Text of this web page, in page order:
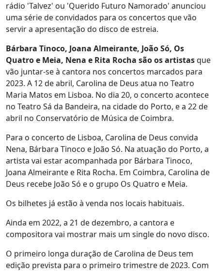
rádio 'Talvez' ou 'Querido Futuro Namorado' anunciou
uma série de convidados para os concertos que vão
servir a apresentação do disco de estreia.
Bárbara Tinoco, Joana Almeirante, João Só, Os
Quatro e Meia, Nena e Rita Rocha são os artistasque
vão juntar-se à cantora nos concertos marcados para
2023. A 12 de abril, Carolina de Deus atua no Teatro
Maria Matos em Lisboa. No dia 20, o concerto acontece
no Teatro Sá da Bandeira, na cidade do Porto, e a 22 de
abril no Conservatório de Música de Coimbra.
Para o concerto de Lisboa, Carolina de Deus convida
Nena, Bárbara Tinoco e João Só. Na atuação do Porto, a
artista vai estar acompanhada por Bárbara Tinoco,
Joana Almeirante e Rita Rocha. Em Coimbra, Carolina de
Deus recebe João Só e o grupo Os Quatro e Meia.
Os bilhetes já estão à venda nos locais habituais.
Ainda em 2022, a 21 de dezembro, a cantora e
compositora vai mostrar mais um single do novo disco.
O primeiro longa duração de Carolina de Deus tem
edição prevista para o primeiro trimestre de 2023. Com